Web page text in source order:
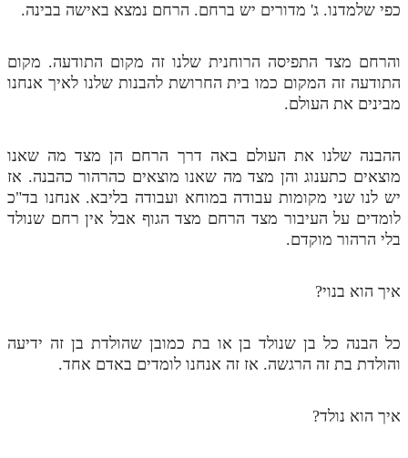
תע"ס חלק ב' עיון
תלמוד עשר הספירות חלק ד
תלמוד עשר הספירות חלק ו
תלמוד עשר הספירות חלק ז
תלמוד עשר הספירות חלק ח
תלמוד עשר הספירות חלק ט
תלמוד עשר הספירות חלק י
תלמוד עשר הספירות חלק יב
תלמוד עשר הספירות חלק יד
כפי שלמדנו. ג' מדורים יש ברחם. הרחם נמצא באישה בבינה.
והרחם מצד התפיסה הרוחנית שלנו זה מקום התודעה. מקום
התודעה זה המקום כמו בית החרושת להבנות שלנו לאיך אנחנו
מבינים את העולם.
ההבנה שלנו את העולם באה דרך הרחם הן מצד מה שאנו
מוצאים כתענוג והן מצד מה שאנו מוצאים כהרהור כהבנה. אז
יש לנו שני מקומות עבודה במוחא ועבודה בליבא. אנחנו בד"כ
לומדים על העיבור מצד הרחם מצד הגוף אבל אין רחם שנולד
בלי הרהור מוקדם.
איך הוא בנוי?
כל הבנה כל בן שנולד בן או בת כמובן שהולדת בן זה ידיעה
והולדת בת זה הרגשה. אז זה אנחנו לומדים באדם אחד.
איך הוא נולד?